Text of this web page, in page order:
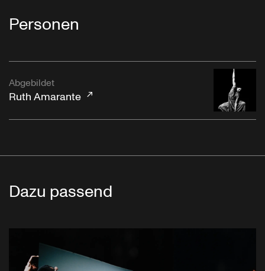
Personen
Abgebildet
Ruth Amarante
Dazu passend